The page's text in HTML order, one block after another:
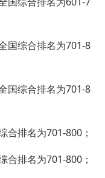
国综合排名为701-8
国综合排名为701-8
合排名为701-800；
合排名为701-800；